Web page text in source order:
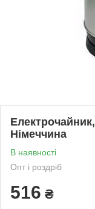
Німеччина
В наявності
Опт і роздріб
516 ₴